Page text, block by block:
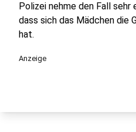
Polizei nehme den Fall
dass sich das Mädchen die
hat.
Anzeige